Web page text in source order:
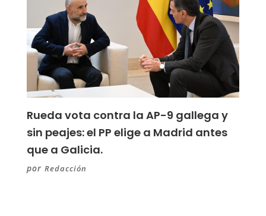
Rueda vota contra la AP-9 gallega y
sin peajes: el PP elige a Madrid antes
que a Galicia.
por Redacción